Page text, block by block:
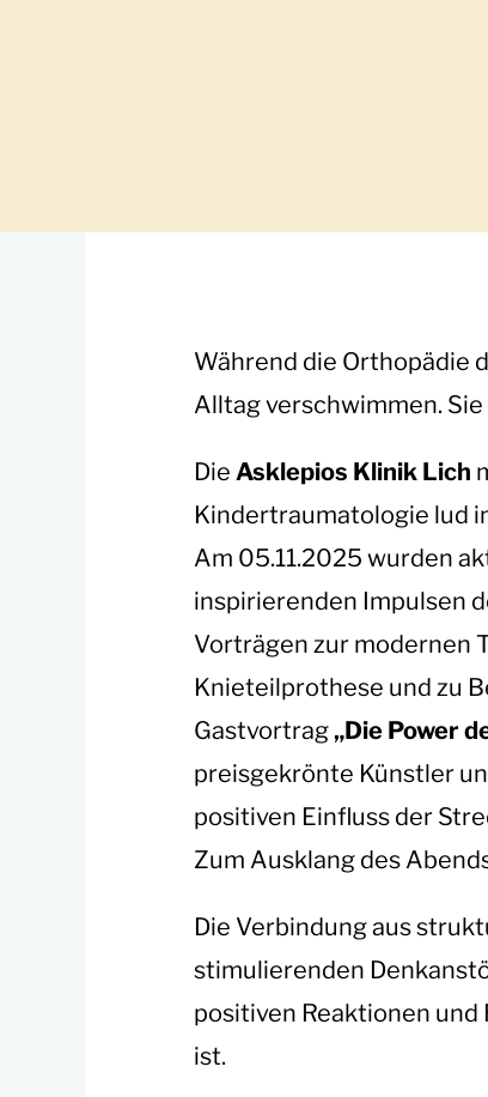
Während die Orthopädie
Alltag verschwimmen.
Die Asklepios Klinik Lich
Kindertraumatologie lud
Am 05.11.2025 wurden
inspirierenden Impulsen
Vorträgen zur modernen
Knieteilprothese und zu
Gastvortrag „Die Power
preisgekrönte Künstler
positiven Einfluss der
Zum Ausklang des
Die Verbindung aus
stimulierenden
positiven Reaktionen und
ist.